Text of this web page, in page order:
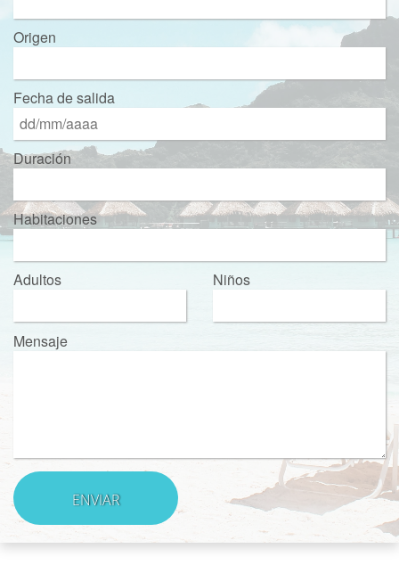
Origen
Fecha de salida
Duración
Habitaciones
Adultos Niños
Mensaje